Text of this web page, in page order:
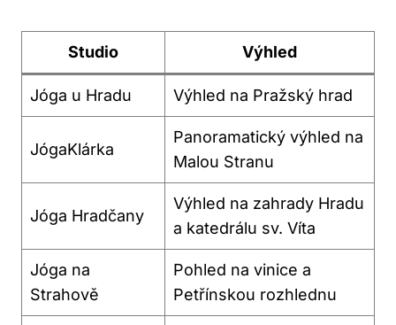
Studio Výhled
Jóga u Hradu Výhled na Pražský hrad
JógaKlárka
Panoramatický výhled na
Malou Stranu
Jóga Hradčany
Výhled na zahrady Hradu
a katedrálu sv. Víta
Jóga na
Strahově
Pohled na vinice a
Petřínskou rozhlednu